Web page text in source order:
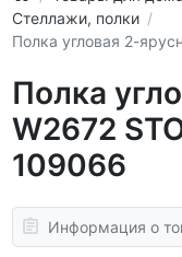
Стеллажи, полки
Полка угловая 2-
Полка
W2672
109066
Информация о